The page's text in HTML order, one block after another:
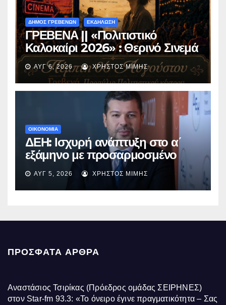
ΔΗΜΟΣ ΓΡΕΒΕΝΩΝ ΕΚΔΗΛΩΣΗ
ΓΡΕΒΕΝΑ || «Πολιτιστικό
Καλοκαίρι 2026» : Θερινό Σινεμά
με την βραβευμένη ταινία
«Μικρές Ανάσες».
ΑΥΓ 6, 2026 ΧΡΉΣΤΟΣ ΜΊΜΗΣ
ΟΙΚΟΝΟΜΙΑ
ΔΕΗ: Ισχυρή ανάπτυξη στο α΄
εξάμηνο με προσαρμοσμένο
EBITDA στα €1,2 δισ.
ΑΥΓ 5, 2026 ΧΡΉΣΤΟΣ ΜΊΜΗΣ
ΠΡΌΣΦΑΤΑ ΆΡΘΡΑ
Αναστάσιος Τσιρίκας (Πρόεδρος ομάδας ΣΕΙΡΗΝΕΣ)
στον Star-fm 93.3: «Το όνειρο έγινε πραγματικότητα – Σας